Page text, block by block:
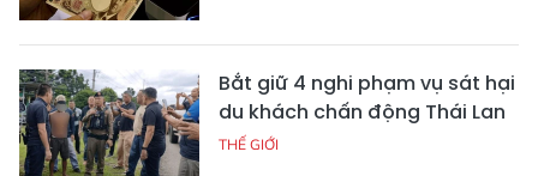
Bắt giữ 4 nghi phạm vụ sát hại
du khách chấn động Thái Lan
THẾ GIỚI